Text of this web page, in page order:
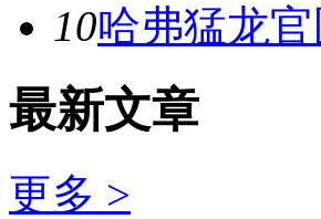
10哈弗猛龙
最新文章
更多 >